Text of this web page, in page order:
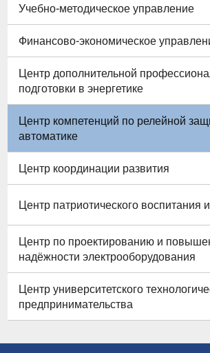
Учебно-методическое управление
Финансово-экономическое
Центр дополнительной
подготовки в энергетике
Центр компетенций по релейной
автоматике
Центр координации развития
Центр патриотического воспитания
Центр по проектированию и
надёжности электрооборудования
Центр университетского
предпринимательства